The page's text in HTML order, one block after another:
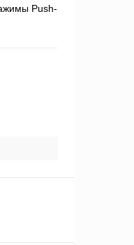
Push-